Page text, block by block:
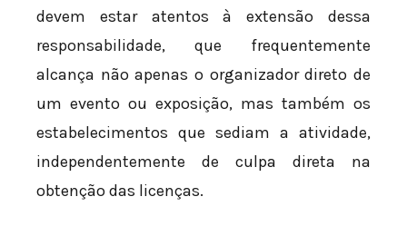
devem estar atentos à extensão dessa
responsabilidade, que frequentemente
alcança não apenas o organizador direto de
um evento ou exposição, mas também os
estabelecimentos que sediam a atividade,
independentemente de culpa direta na
obtenção das licenças.